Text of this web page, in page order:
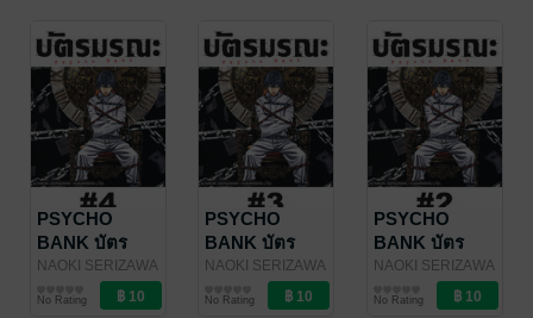
PSYCHO
BANK บัตร
มรณะ - EP 04
NAOKI SERIZAWA
Publishing
การ์ตูนรายตอน
No Rating
PSYCHO
BANK บัตร
มรณะ - EP 03
NAOKI SERIZAWA
Publishing
การ์ตูนรายตอน
No Rating
PSYCHO
BANK บัตร
มรณะ - EP 02
NAOKI SERIZAWA
Publishing
การ์ตูนรายตอน
No Rating